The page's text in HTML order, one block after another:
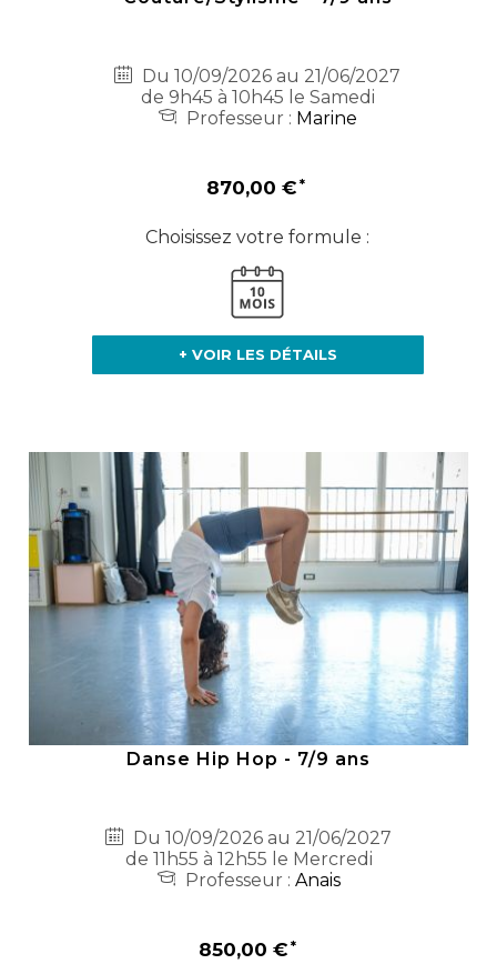
Du 10/09/2026 au 21/06/2027
de 9h45 à 10h45 le Samedi
Professeur : Marine
870,00 €
Choisissez votre formule :
+ VOIR LES DÉTAILS
Danse Hip Hop - 7/9 ans
Du 10/09/2026 au 21/06/2027
de 11h55 à 12h55 le Mercredi
Professeur : Anais
850,00 €